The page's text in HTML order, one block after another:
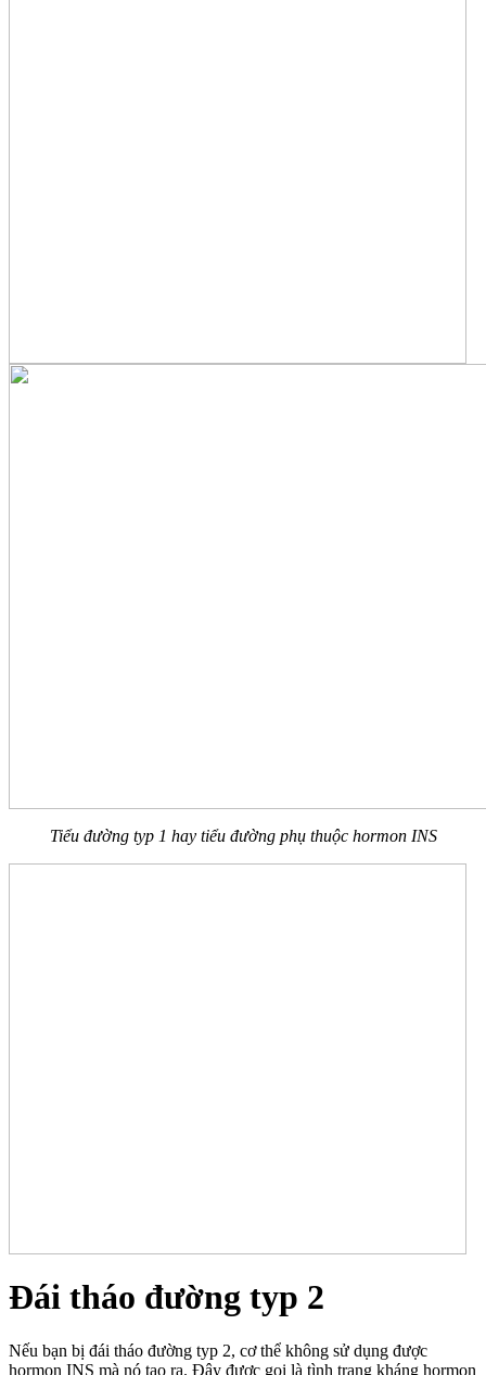
Tiểu đường typ 1 hay tiểu đường phụ thuộc hormon INS
Đái tháo đường typ 2
Nếu bạn bị đái tháo đường typ 2, cơ thể không sử dụng được
hormon INS mà nó tạo ra. Đây được gọi là tình trạng kháng hormon